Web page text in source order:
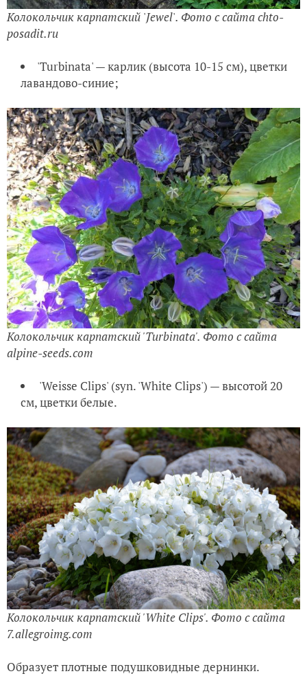
Колокольчик карпатский 'Jewel'. Фото с сайта chto-
posadit.ru
'Turbinata' — карлик (высота 10-15 см), цветки
лавандово-синие;
Колокольчик карпатский 'Turbinata'. Фото с сайта
alpine-seeds.com
'Weisse Clips' (syn. 'White Clips') — высотой 20
см, цветки белые.
Колокольчик карпатский 'White Clips'. Фото с сайта
7.allegroimg.com
Образует плотные подушковидные дернинки.